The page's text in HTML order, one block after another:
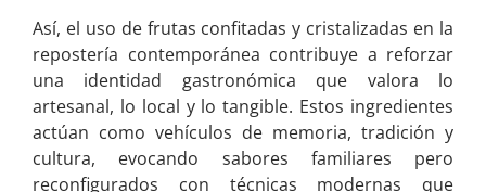
Así, el uso de frutas confitadas y cristalizadas en la
repostería contemporánea contribuye a reforzar
una identidad gastronómica que valora lo
artesanal, lo local y lo tangible. Estos ingredientes
actúan como vehículos de memoria, tradición y
cultura, evocando sabores familiares pero
reconfigurados con técnicas modernas que